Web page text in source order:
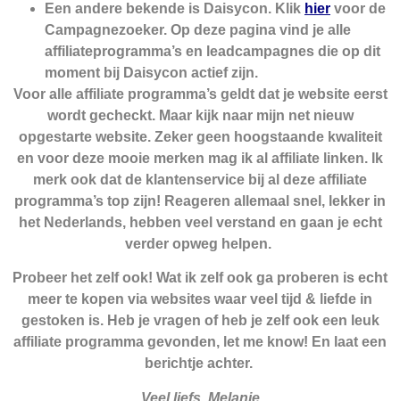
Een andere bekende is Daisycon. Klik hier voor de
Campagnezoeker. Op deze pagina vind je alle
affiliateprogramma’s en leadcampagnes die op dit
moment bij Daisycon actief zijn.
Voor alle affiliate programma’s geldt dat je website eerst
wordt gecheckt. Maar kijk naar mijn net nieuw
opgestarte website. Zeker geen hoogstaande kwaliteit
en voor deze mooie merken mag ik al affiliate linken. Ik
merk ook dat de klantenservice bij al deze affiliate
programma’s top zijn! Reageren allemaal snel, lekker in
het Nederlands, hebben veel verstand en gaan je echt
verder opweg helpen.
Probeer het zelf ook! Wat ik zelf ook ga proberen is echt
meer te kopen via websites waar veel tijd & liefde in
gestoken is. Heb je vragen of heb je zelf ook een leuk
affiliate programma gevonden, let me know! En laat een
berichtje achter.
Veel liefs, Melanie